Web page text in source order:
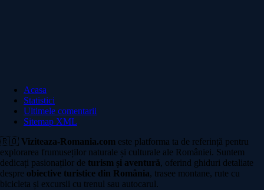
Acasa
Statistici
Ultimele comentarii
Sitemap XML
🇷🇴 Viziteaza-Romania.com este platforma ta de referință pentru
explorarea frumuseților naturale și culturale ale României. Suntem
dedicați pasionaților de turism și aventură, oferind ghiduri detaliate
despre obiective turistice din România, trasee montane, rute cu
bicicleta și excursii cu trenul sau autocarul.